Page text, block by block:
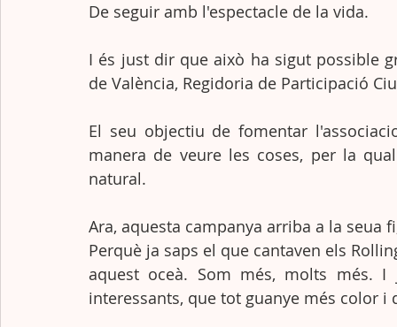
De seguir amb l'espectacle de la vida.
I és just dir que això ha sigut possible
de València, Regidoria de Participació
El seu objectiu de fomentar
manera de veure les coses, per la
natural.
Ara, aquesta campanya arriba a la seua
Perquè ja saps el que cantaven els
aquest oceà. Som més, molts més.
interessants, que tot guanye més color